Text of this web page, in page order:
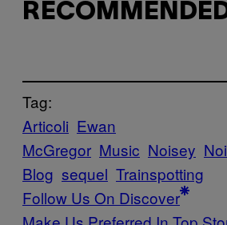
Tag:
Articoli Ewan
McGregor Music Noisey
Blog sequel Trainspotting
Follow Us On Discover